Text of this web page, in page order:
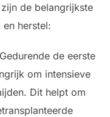
de belangrijkste
herstel:
Gedurende de eerste
om intensieve
Dit helpt om